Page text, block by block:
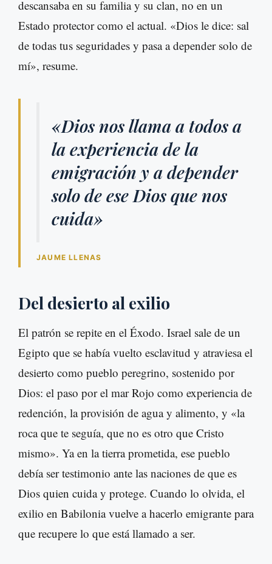
descansaba en su familia y su clan, no en un
Estado protector como el actual. «Dios le dice: sal
de todas tus seguridades y pasa a depender solo de
mí», resume.
«Dios nos llama a todos a
la experiencia de la
emigración y a depender
solo de ese Dios que nos
cuida»
JAUME LLENAS
Del desierto al exilio
El patrón se repite en el Éxodo. Israel sale de un
Egipto que se había vuelto esclavitud y atraviesa el
desierto como pueblo peregrino, sostenido por
Dios: el paso por el mar Rojo como experiencia de
redención, la provisión de agua y alimento, y «la
roca que te seguía, que no es otro que Cristo
mismo». Ya en la tierra prometida, ese pueblo
debía ser testimonio ante las naciones de que es
Dios quien cuida y protege. Cuando lo olvida, el
exilio en Babilonia vuelve a hacerlo emigrante para
que recupere lo que está llamado a ser.